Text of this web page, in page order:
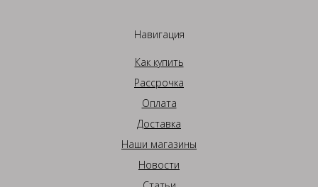
Навигация
Как купить
Рассрочка
Оплата
Доставка
Наши магазины
Новости